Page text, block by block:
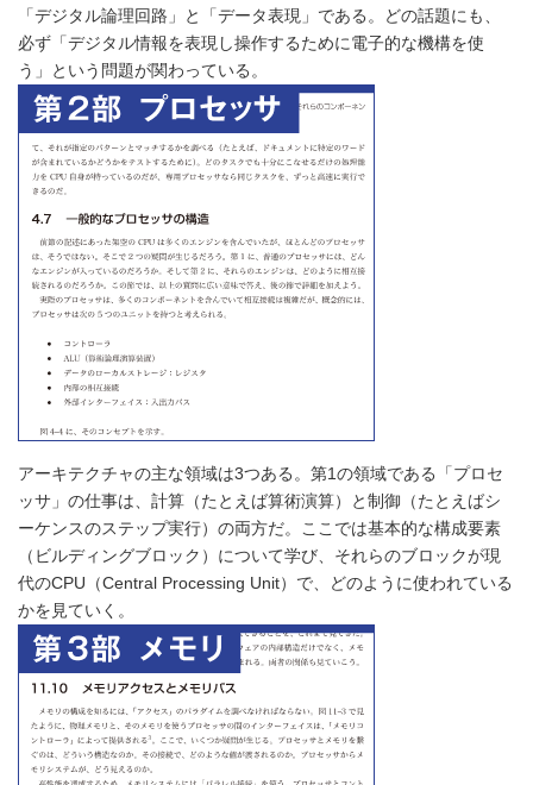
「デジタル論理回路」と「データ表現」である。どの話題にも、
必ず「デジタル情報を表現し操作するために電子的な機構を使
う」という問題が関わっている。
アーキテクチャの主な領域は3つある。第1の領域である「プロセ
ッサ」の仕事は、計算（たとえば算術演算）と制御（たとえばシ
ーケンスのステップ実行）の両方だ。ここでは基本的な構成要素
（ビルディングブロック）について学び、それらのブロックが現
代のCPU（Central Processing Unit）で、どのように使われている
かを見ていく。